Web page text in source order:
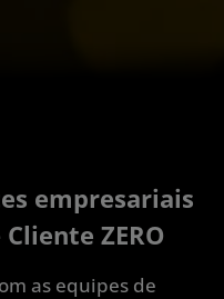
empresariais
ZERO
as equipes de